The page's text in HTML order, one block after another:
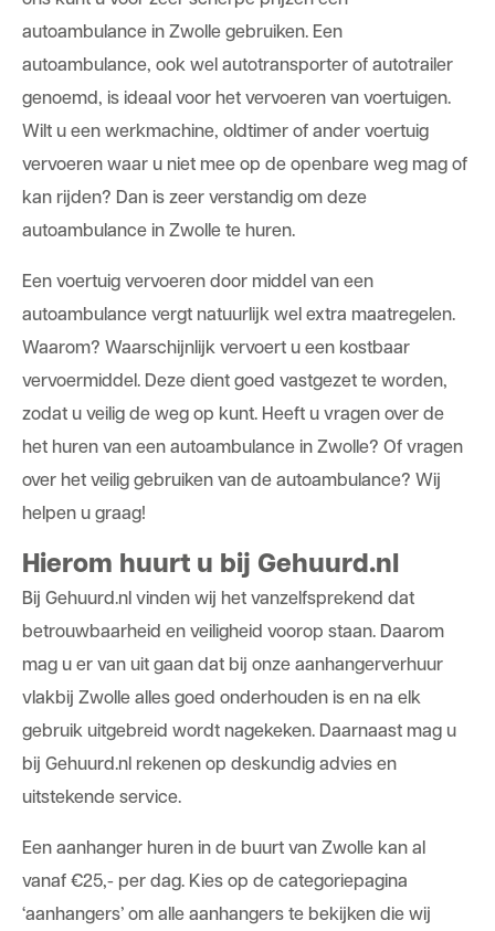
autoambulance in Zwolle gebruiken. Een
autoambulance, ook wel autotransporter of autotrailer
genoemd, is ideaal voor het vervoeren van voertuigen.
Wilt u een werkmachine, oldtimer of ander voertuig
vervoeren waar u niet mee op de openbare weg mag of
kan rijden? Dan is zeer verstandig om deze
autoambulance in Zwolle te huren.
Een voertuig vervoeren door middel van een
autoambulance vergt natuurlijk wel extra maatregelen.
Waarom? Waarschijnlijk vervoert u een kostbaar
vervoermiddel. Deze dient goed vastgezet te worden,
zodat u veilig de weg op kunt. Heeft u vragen over de
het huren van een autoambulance in Zwolle? Of vragen
over het veilig gebruiken van de autoambulance? Wij
helpen u graag!
Hierom huurt u bij Gehuurd.nl
Bij Gehuurd.nl vinden wij het vanzelfsprekend dat
betrouwbaarheid en veiligheid voorop staan. Daarom
mag u er van uit gaan dat bij onze aanhangerverhuur
vlakbij Zwolle alles goed onderhouden is en na elk
gebruik uitgebreid wordt nagekeken. Daarnaast mag u
bij Gehuurd.nl rekenen op deskundig advies en
uitstekende service.
Een aanhanger huren in de buurt van Zwolle kan al
vanaf €25,- per dag. Kies op de categoriepagina
‘aanhangers’ om alle aanhangers te bekijken die wij